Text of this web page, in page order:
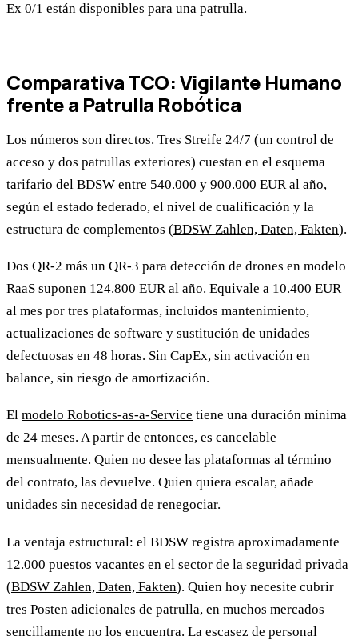
Ex 0/1 están disponibles para una patrulla.
Comparativa TCO: Vigilante Humano
frente a Patrulla Robótica
Los números son directos. Tres Streife 24/7 (un control de
acceso y dos patrullas exteriores) cuestan en el esquema
tarifario del BDSW entre 540.000 y 900.000 EUR al año,
según el estado federado, el nivel de cualificación y la
estructura de complementos (BDSW Zahlen, Daten, Fakten).
Dos QR-2 más un QR-3 para detección de drones en modelo
RaaS suponen 124.800 EUR al año. Equivale a 10.400 EUR
al mes por tres plataformas, incluidos mantenimiento,
actualizaciones de software y sustitución de unidades
defectuosas en 48 horas. Sin CapEx, sin activación en
balance, sin riesgo de amortización.
El modelo Robotics-as-a-Service tiene una duración mínima
de 24 meses. A partir de entonces, es cancelable
mensualmente. Quien no desee las plataformas al término
del contrato, las devuelve. Quien quiera escalar, añade
unidades sin necesidad de renegociar.
La ventaja estructural: el BDSW registra aproximadamente
12.000 puestos vacantes en el sector de la seguridad privada
(BDSW Zahlen, Daten, Fakten). Quien hoy necesite cubrir
tres Posten adicionales de patrulla, en muchos mercados
sencillamente no los encuentra. La escasez de personal